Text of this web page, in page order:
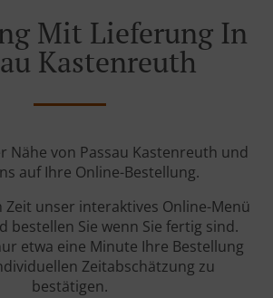
Mit Lieferung In
Kastenreuth
Nähe von Passau Kastenreuth und
auf Ihre Online-Bestellung.
Zeit unser interaktives Online-Menü
bestellen Sie wenn Sie fertig sind.
etwa eine Minute Ihre Bestellung
Zeitabschätzung zu
bestätigen.